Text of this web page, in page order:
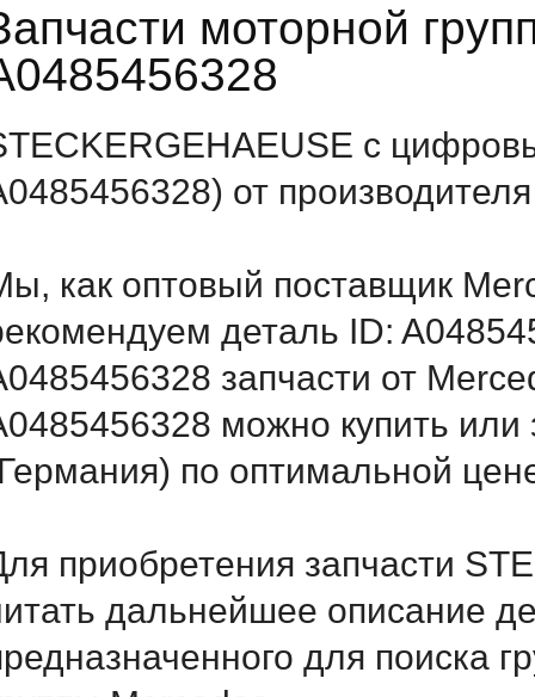
моторной
с
от
как оптовый поставщик
деталь ID:
запчасти от
можно купить или
по оптимальной
приобретения запчасти
дальнейшее описание
для поиска